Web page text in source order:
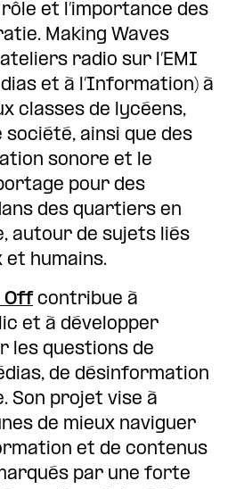
et l’importance des
Making Waves
radio sur l’EMI
et à l’Information) à
classes de lycéens,
société, ainsi que des
sonore et le
pour des
des quartiers en
autour de sujets liés
humains.
Offcontribue à
et à développer
les questions de
de désinformation
Son projet vise à
de mieux naviguer
et de contenus
par une forte